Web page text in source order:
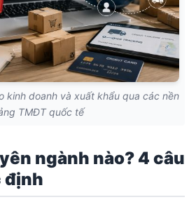
kinh doanh và xuất khẩu qua các nền
TMĐT quốc tế
ngành nào? 4 câu
định